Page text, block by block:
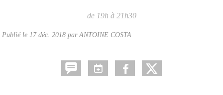
de 19h à 21h30
Publié le 17 déc. 2018 par ANTOINE COSTA